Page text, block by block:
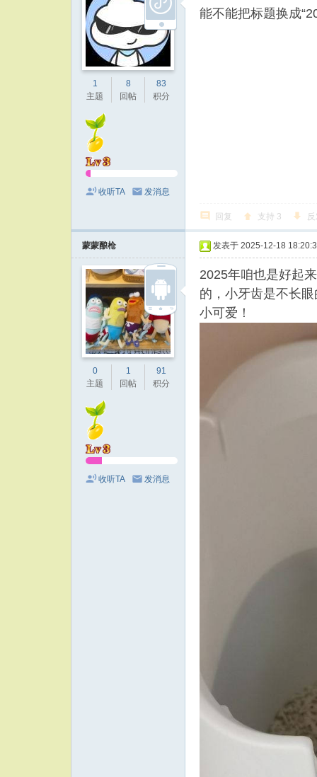
1
主题
8
回帖
83
积分
收听TA 发消息
能不能把标题换成
回复 支持 3
蒙蒙酿枪
0
主题
1
回帖
91
积分
收听TA 发消息
发表于 2025-12-18
2025年咱也是好起
的，小牙齿是不长
小可爱！